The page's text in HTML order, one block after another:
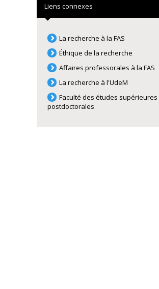
Liens connexes
La recherche à la FAS
Éthique de la recherche
Affaires professorales à la FAS
La recherche à l'UdeM
Faculté des études supérieures
postdoctorales